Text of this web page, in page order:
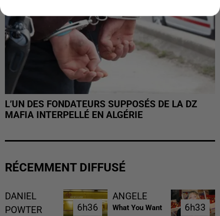
L’UN DES FONDATEURS SUPPOSÉS DE LA DZ
MAFIA INTERPELLÉ EN ALGÉRIE
RÉCEMMENT DIFFUSÉ
DANIEL
POWTER
6h36
6h36
ANGELE
What You Want 6h33
6h33